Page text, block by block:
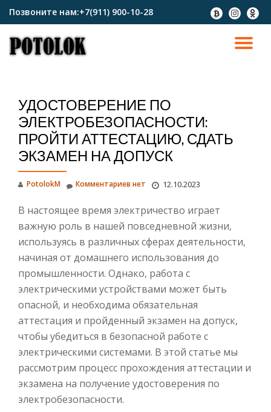
содержимому
Позвоните нам:+7(911) 900-10-28
fa-
btc
fa-
instagram
fa-
УДОСТОВЕРЕНИЕ ПО
ЭЛЕКТРОБЕЗОПАСНОСТИ:
ПРОЙТИ АТТЕСТАЦИЮ, СДАТЬ
ЭКЗАМЕН НА ДОПУСК
PotolokM 12.10.2023
Комментариев нет
В настоящее время электричество играет
важную роль в нашей повседневной жизни,
используясь в различных сферах деятельности,
начиная от домашнего использования до
промышленности. Однако, работа с
электрическими устройствами может быть
опасной, и необходима обязательная
аттестация и пройденный экзамен на допуск,
чтобы убедиться в безопасной работе с
электрическими системами. В этой статье мы
рассмотрим процесс прохождения аттестации и
экзамена на получение удостоверения по
электробезопасности.